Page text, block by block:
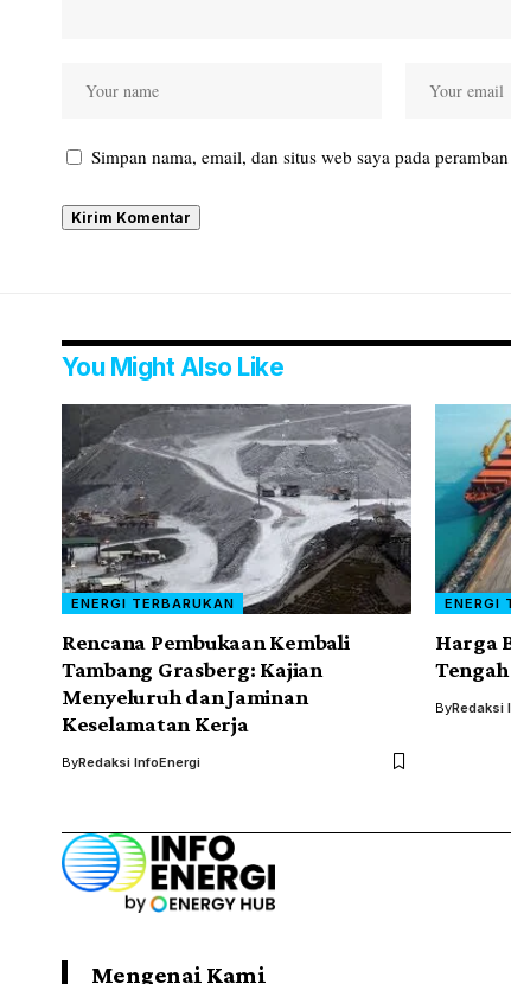
Simpan nama, email, dan situs web saya pada
You Might Also Like
ENERGI TERBARUKAN
Rencana Pembukaan Kembali
Tambang Grasberg: Kajian
Menyeluruh dan Jaminan
Keselamatan Kerja
ByRedaksi InfoEnergi
ENERGI
Harga
ByRedaksi
Mengenai Kami